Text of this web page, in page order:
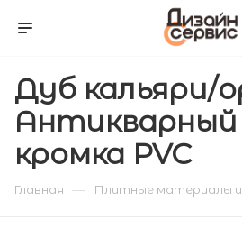
Дуб кальяри/
Антикварный
кромка PVC
Главная — Плитные материалы